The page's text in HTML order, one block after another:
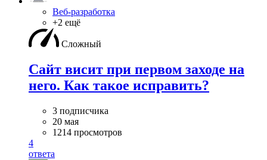
Веб-разработка
+2 ещё
Сложный
Сайт висит при первом заходе на
него. Как такое исправить?
3 подписчика
20 мая
1214 просмотров
4
ответа